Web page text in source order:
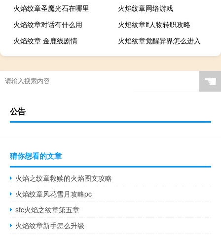
火焰纹章圣魔光石在哪里
火焰纹章网络游戏
火焰纹章对话有什么用
火焰纹章if人物转职攻略
火焰纹章 金鹿线剧情
火焰纹章觉醒异界怎么进入
☚
公告
猜你想看的文章
火焰之纹章救赎的火焰图文攻略
火焰纹章风花雪月攻略pc
sfc火焰之纹章第五章
火焰纹章新手怎么升级